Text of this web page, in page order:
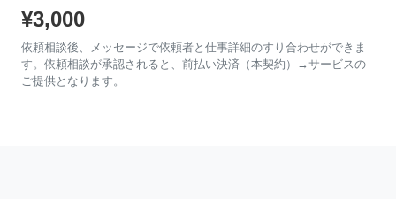
¥3,000
依頼相談後、メッセージで依頼者と仕事詳細のすり合わせができま
す。依頼相談が承認されると、前払い決済（本契約）→サービスの
ご提供となります。